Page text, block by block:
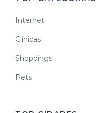
Internet
Clínicas
Shoppings
Pets